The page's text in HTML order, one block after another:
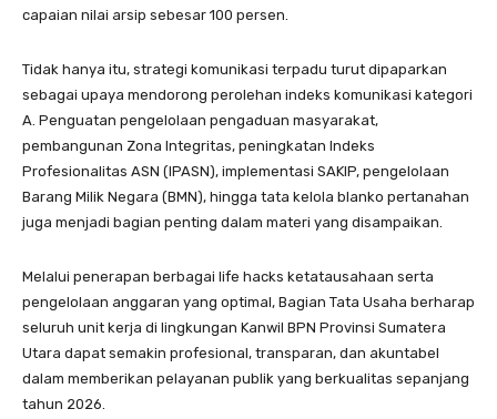
capaian nilai arsip sebesar 100 persen.
Tidak hanya itu, strategi komunikasi terpadu turut dipaparkan
sebagai upaya mendorong perolehan indeks komunikasi kategori
A. Penguatan pengelolaan pengaduan masyarakat,
pembangunan Zona Integritas, peningkatan Indeks
Profesionalitas ASN (IPASN), implementasi SAKIP, pengelolaan
Barang Milik Negara (BMN), hingga tata kelola blanko pertanahan
juga menjadi bagian penting dalam materi yang disampaikan.
Melalui penerapan berbagai life hacks ketatausahaan serta
pengelolaan anggaran yang optimal, Bagian Tata Usaha berharap
seluruh unit kerja di lingkungan Kanwil BPN Provinsi Sumatera
Utara dapat semakin profesional, transparan, dan akuntabel
dalam memberikan pelayanan publik yang berkualitas sepanjang
tahun 2026.